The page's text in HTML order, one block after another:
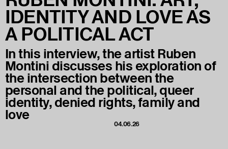
IDENTITY AND LOVE AS
A POLITICAL ACT
In this interview, the artist Ruben
Montini discusses his exploration of
the intersection between the
personal and the political, queer
identity, denied rights, family and
love
04.06.26